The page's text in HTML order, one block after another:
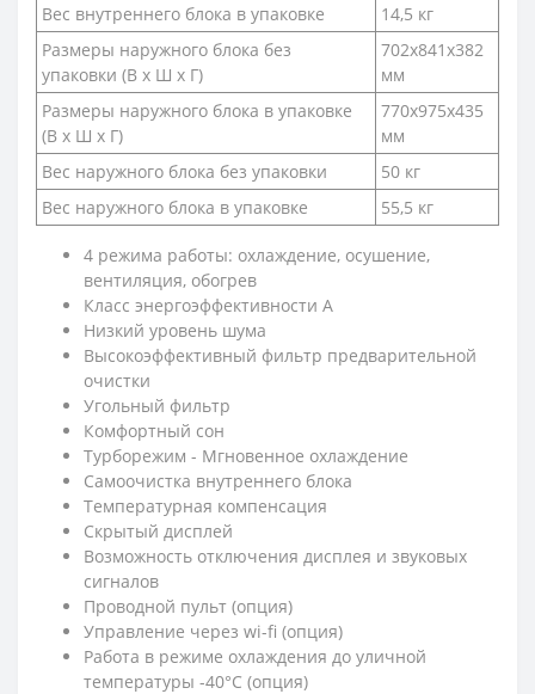
Вес внутреннего блока в упаковке
14,5 кг
Размеры наружного блока без
упаковки (В х Ш х Г)
702х841х382
мм
Размеры наружного блока в упаковке
(В х Ш х Г)
770х975х435
мм
Вес наружного блока без упаковки
50 кг
Вес наружного блока в упаковке
55,5 кг
4 режима работы: охлаждение, осушение,
вентиляция, обогрев
Класс энергоэффективности А
Низкий уровень шума
Высокоэффективный фильтр предварительной
очистки
Угольный фильтр
Комфортный сон
Турборежим - Мгновенное охлаждение
Самоочистка внутреннего блока
Температурная компенсация
Скрытый дисплей
Возможность отключения дисплея и звуковых
сигналов
Проводной пульт (опция)
Управление через wi-fi (опция)
Работа в режиме охлаждения до уличной
температуры -40°С (опция)